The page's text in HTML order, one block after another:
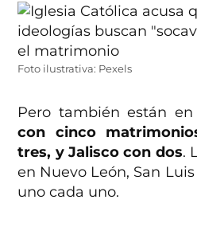
Foto ilustrativa: Pexels
Pero también están
con cinco
tres, y Jalisco con dos.
en Nuevo León, San
uno cada uno.